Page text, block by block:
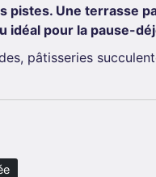
pistes. Une terrasse
idéal pour la pause-
pâtisseries